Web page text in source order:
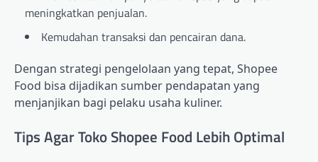
meningkatkan penjualan.
Kemudahan transaksi dan pencairan dana.
Dengan strategi pengelolaan yang tepat, Shopee
Food bisa dijadikan sumber pendapatan yang
menjanjikan bagi pelaku usaha kuliner.
Tips Agar Toko Shopee Food Lebih Optimal